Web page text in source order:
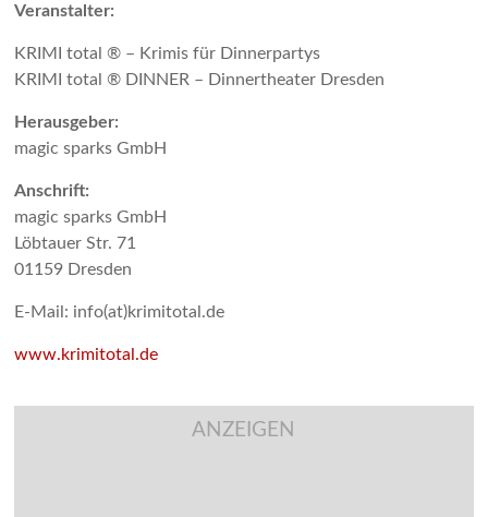
Veranstalter:
KRIMI total ® – Krimis für Dinnerpartys
KRIMI total ® DINNER – Dinnertheater Dresden
Herausgeber:
magic sparks GmbH
Anschrift:
magic sparks GmbH
Löbtauer Str. 71
01159 Dresden
E-Mail: info(at)krimitotal.de
www.krimitotal.de
ANZEIGEN